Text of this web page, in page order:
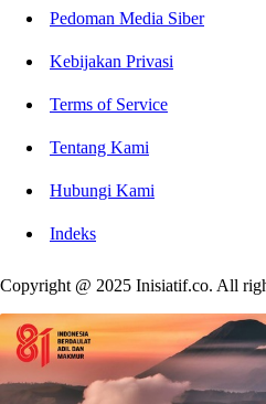
Pedoman Media Siber
Kebijakan Privasi
Terms of Service
Tentang Kami
Hubungi Kami
Indeks
Copyright @ 2025 Inisiatif.co. All